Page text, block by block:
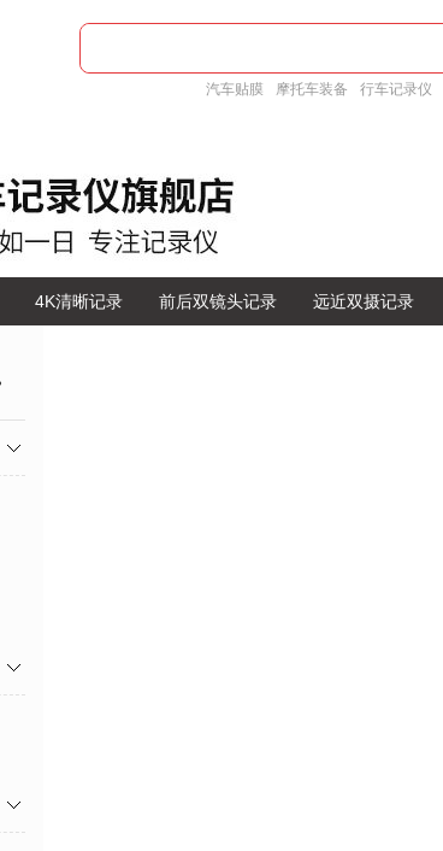
汽车贴膜 摩托车装备 行车记录仪
4K清晰记录 前后双镜头记录 远近双摄记录